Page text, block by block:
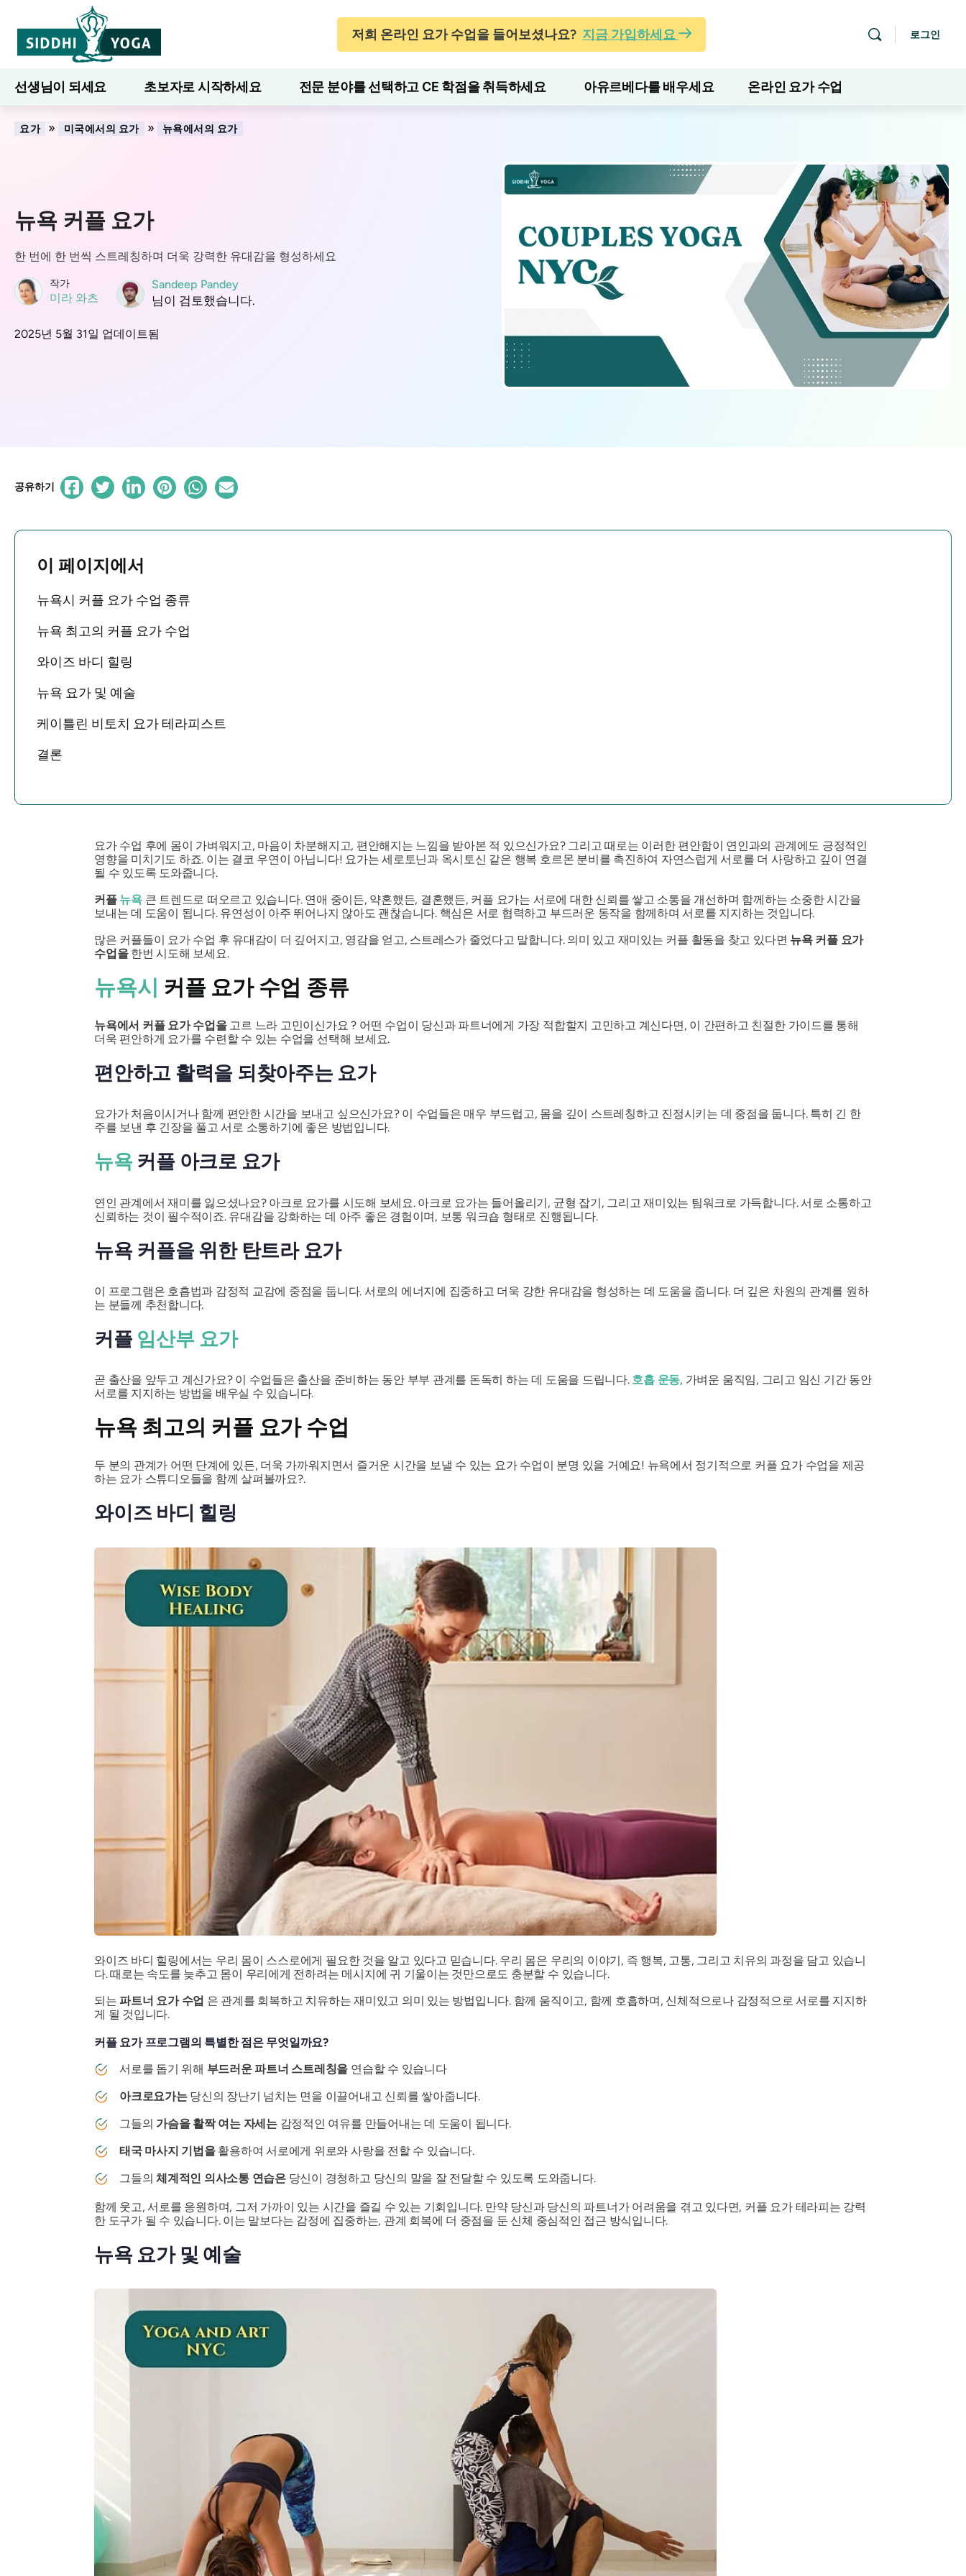
저희 온라인 요가 수업을 들어보셨나요? 지금 가입하세요 로그인
선생님이 되세요 초보자로 시작하세요 전문 분야를 선택하고 CE 학점을 취득하세요 아유르베다를 배우세요 온라인 요가 수업
7일간의 웰니스 블로그 배우다
요가 » 미국에서의 요가 » 뉴욕에서의 요가
뉴욕 커플 요가
한 번에 한 번씩 스트레칭하며 더욱 강력한 유대감을 형성하세요
작가
미라 와츠
Sandeep Pandey
님이 검토했습니다.
2025년 5월 31일 업데이트됨
공유하기
이 페이지에서
뉴욕시 커플 요가 수업 종류
뉴욕 최고의 커플 요가 수업
와이즈 바디 힐링
뉴욕 요가 및 예술
케이틀린 비토치 요가 테라피스트
결론
요가 수업 후에 몸이 가벼워지고, 마음이 차분해지고, 편안해지는 느낌을 받아본 적 있으신가요? 그리고 때로는 이러한 편안함이 연인과의 관계에도 긍정적인
영향을 미치기도 하죠. 이는 결코 우연이 아닙니다! 요가는 세로토닌과 옥시토신 같은 행복 호르몬 분비를 촉진하여 자연스럽게 서로를 더 사랑하고 깊이 연결
될 수 있도록 도와줍니다.
커플 뉴욕큰 트렌드로 떠오르고 있습니다. 연애 중이든, 약혼했든, 결혼했든, 커플 요가는 서로에 대한 신뢰를 쌓고 소통을 개선하며 함께하는 소중한 시간을
보내는 데 도움이 됩니다. 유연성이 아주 뛰어나지 않아도 괜찮습니다. 핵심은 서로 협력하고 부드러운 동작을 함께하며 서로를 지지하는 것입니다.
많은 커플들이 요가 수업 후 유대감이 더 깊어지고, 영감을 얻고, 스트레스가 줄었다고 말합니다. 의미 있고 재미있는 커플 활동을 찾고 있다면 뉴욕 커플 요가
수업을한번 시도해 보세요.
뉴욕시 커플 요가 수업 종류
뉴욕에서 커플 요가 수업을고르 느라 고민이신가요 ? 어떤 수업이 당신과 파트너에게 가장 적합할지 고민하고 계신다면, 이 간편하고 친절한 가이드를 통해
더욱 편안하게 요가를 수련할 수 있는 수업을 선택해 보세요.
편안하고 활력을 되찾아주는 요가
요가가 처음이시거나 함께 편안한 시간을 보내고 싶으신가요? 이 수업들은 매우 부드럽고, 몸을 깊이 스트레칭하고 진정시키는 데 중점을 둡니다. 특히 긴 한
주를 보낸 후 긴장을 풀고 서로 소통하기에 좋은 방법입니다.
뉴욕 커플 아크로 요가
연인 관계에서 재미를 잃으셨나요? 아크로 요가를 시도해 보세요. 아크로 요가는 들어올리기, 균형 잡기, 그리고 재미있는 팀워크로 가득합니다. 서로 소통하고
신뢰하는 것이 필수적이죠. 유대감을 강화하는 데 아주 좋은 경험이며, 보통 워크숍 형태로 진행됩니다.
뉴욕 커플을 위한 탄트라 요가
이 프로그램은 호흡법과 감정적 교감에 중점을 둡니다. 서로의 에너지에 집중하고 더욱 강한 유대감을 형성하는 데 도움을 줍니다. 더 깊은 차원의 관계를 원하
는 분들께 추천합니다.
커플 임산부 요가
곧 출산을 앞두고 계신가요? 이 수업들은 출산을 준비하는 동안 부부 관계를 돈독히 하는 데 도움을 드립니다. 호흡 운동, 가벼운 움직임, 그리고 임신 기간 동안
서로를 지지하는 방법을 배우실 수 있습니다.
뉴욕 최고의 커플 요가 수업
두 분의 관계가 어떤 단계에 있든, 더욱 가까워지면서 즐거운 시간을 보낼 수 있는 요가 수업이 분명 있을 거예요! 뉴욕에서 정기적으로 커플 요가 수업을 제공
하는 요가 스튜디오들을 함께 살펴볼까요?.
와이즈 바디 힐링
와이즈 바디 힐링에서는 우리 몸이 스스로에게 필요한 것을 알고 있다고 믿습니다. 우리 몸은 우리의 이야기, 즉 행복, 고통, 그리고 치유의 과정을 담고 있습니
다. 때로는 속도를 늦추고 몸이 우리에게 전하려는 메시지에 귀 기울이는 것만으로도 충분할 수 있습니다.
되는파트너 요가 수업 은 관계를 회복하고 치유하는 재미있고 의미 있는 방법입니다. 함께 움직이고, 함께 호흡하며, 신체적으로나 감정적으로 서로를 지지하
게 될 것입니다.
커플 요가 프로그램의 특별한 점은 무엇일까요?
서로를 돕기 위해 부드러운 파트너 스트레칭을 연습할 수 있습니다
아크로요가는당신의 장난기 넘치는 면을 이끌어내고 신뢰를 쌓아줍니다.
그들의 가슴을 활짝 여는 자세는감정적인 여유를 만들어내는 데 도움이 됩니다.
태국 마사지 기법을활용하여 서로에게 위로와 사랑을 전할 수 있습니다.
그들의체계적인 의사소통 연습은당신이 경청하고 당신의 말을 잘 전달할 수 있도록 도와줍니다.
함께 웃고, 서로를 응원하며, 그저 가까이 있는 시간을 즐길 수 있는 기회입니다. 만약 당신과 당신의 파트너가 어려움을 겪고 있다면, 커플 요가 테라피는 강력
한 도구가 될 수 있습니다. 이는 말보다는 감정에 집중하는, 관계 회복에 더 중점을 둔 신체 중심적인 접근 방식입니다.
뉴욕 요가 및 예술